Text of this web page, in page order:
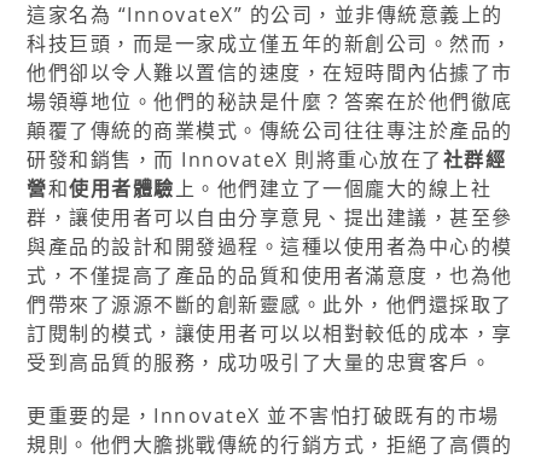
這家名為 “InnovateX” 的公司，並非傳統意義上的
科技巨頭，而是一家成立僅五年的新創公司。然而，
他們卻以令人難以置信的速度，在短時間內佔據了市
場領導地位。他們的秘訣是什麼？答案在於他們徹底
顛覆了傳統的商業模式。傳統公司往往專注於產品的
研發和銷售，而 InnovateX 則將重心放在了社群經
營和使用者體驗上。他們建立了一個龐大的線上社
群，讓使用者可以自由分享意見、提出建議，甚至參
與產品的設計和開發過程。這種以使用者為中心的模
式，不僅提高了產品的品質和使用者滿意度，也為他
們帶來了源源不斷的創新靈感。此外，他們還採取了
訂閱制的模式，讓使用者可以以相對較低的成本，享
受到高品質的服務，成功吸引了大量的忠實客戶。
更重要的是，InnovateX 並不害怕打破既有的市場
規則。他們大膽挑戰傳統的行銷方式，拒絕了高價的